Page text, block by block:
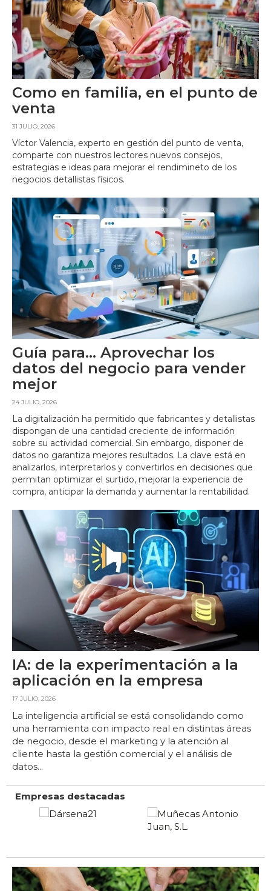
Como en familia, en el punto de
venta
31 JULIO, 2026
Víctor Valencia, experto en gestión del punto de venta,
comparte con nuestros lectores nuevos consejos,
estrategias e ideas para mejorar el rendimineto de los
negocios detallistas físicos.
Guía para… Aprovechar los
datos del negocio para vender
mejor
24 JULIO, 2026
La digitalización ha permitido que fabricantes y detallistas
dispongan de una cantidad creciente de información
sobre su actividad comercial. Sin embargo, disponer de
datos no garantiza mejores resultados. La clave está en
analizarlos, interpretarlos y convertirlos en decisiones que
permitan optimizar el surtido, mejorar la experiencia de
compra, anticipar la demanda y aumentar la rentabilidad.
IA: de la experimentación a la
aplicación en la empresa
17 JULIO, 2026
La inteligencia artificial se está consolidando como
una herramienta con impacto real en distintas áreas
de negocio, desde el marketing y la atención al
cliente hasta la gestión comercial y el análisis de
datos...
Empresas destacadas